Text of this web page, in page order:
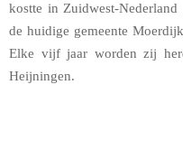
kostte in Zuidwest-
de huidige gemeente
Elke vijf jaar worden zij
Heijningen.